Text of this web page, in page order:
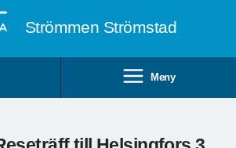
Strömmen Strömstad
Meny